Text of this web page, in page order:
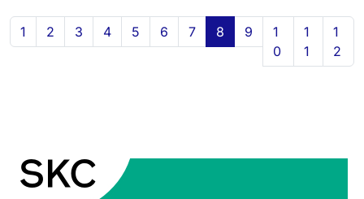
Page navigation
Page
1 Page
2 Page
3 Page
4 Page
5 Page
6 Page
7 Current Page
8 Page
9 Page
1
0
Page
1
1
Page
1
2